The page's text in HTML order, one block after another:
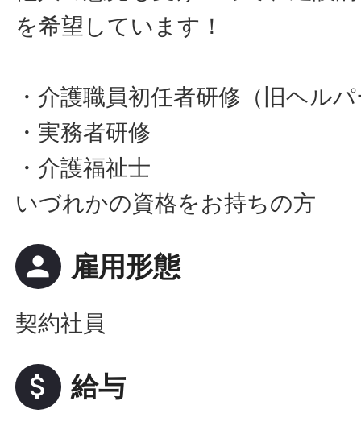
を希望しています！
・介護職員初任者研修（旧ヘル
・実務者研修
・介護福祉士
いづれかの資格をお持ちの方
person 雇用形態
契約社員
attach_money 給与